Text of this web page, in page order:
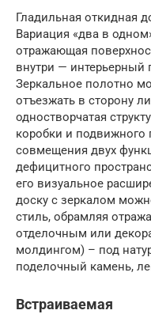
Гладильная откидная
Вариация «два в
отражающая
внутри — интерьерный
Зеркальное полотно
отъезжать в сторону
одностворчатая
коробки и
совмещения двух
дефицитного
его визуальное
доску с зеркалом
стиль, обрамляя
отделочным или
молдингом) – под
поделочный камень,
Встраиваемая